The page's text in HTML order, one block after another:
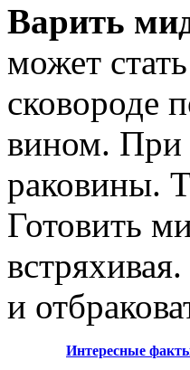
Варить
может
сковороде
вином. При
раковины.
Готовить
и
Интересные